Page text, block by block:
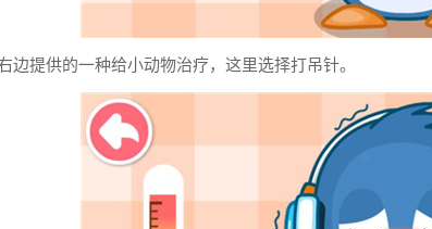
边提供的一种给小动物治疗，这里选择打吊针。